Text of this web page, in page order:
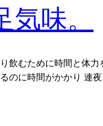
味。
飲むために時間と体
のに時間がかかり 連